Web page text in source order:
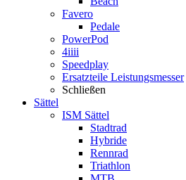
Favero
Pedale
PowerPod
4iiii
Speedplay
Ersatzteile Leistungsmesser
Schließen
Sättel
ISM Sättel
Stadtrad
Hybride
Rennrad
Triathlon